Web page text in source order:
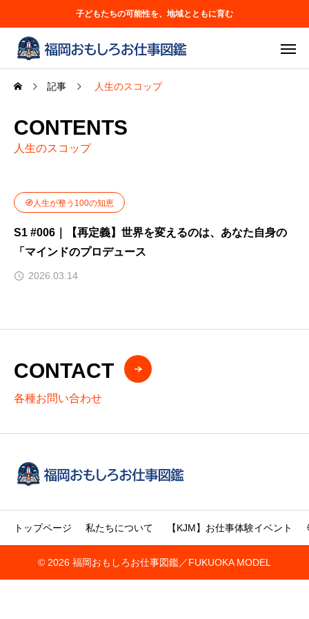
子どもたちの可能性を、地域とともに育む
記事 人生のスコップ
CONTENTS
人生のスコップ
🧭人生が整う100の知恵
S1 #006｜【再定義】世界を変えるのは、あなた自身の
「マインドのプロデュース
2026.03.14
CONTACT
各種お問い合わせ
トップページ 私たちについて 【KJM】お仕事体験イベント
© 2026 福岡おもしろお仕事図鑑／FUKUOKA MODEL